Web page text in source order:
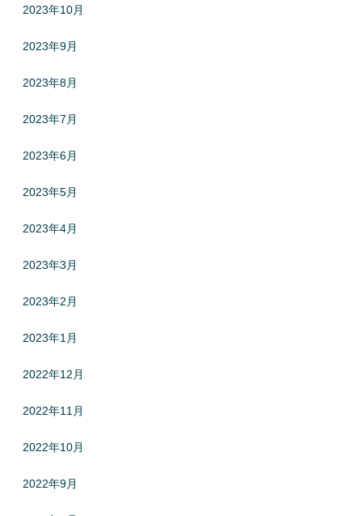
2023年10月
2023年9月
2023年8月
2023年7月
2023年6月
2023年5月
2023年4月
2023年3月
2023年2月
2023年1月
2022年12月
2022年11月
2022年10月
2022年9月